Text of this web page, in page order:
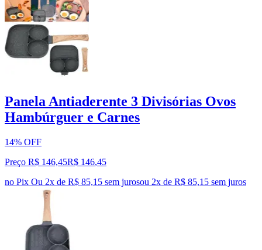
Panela Antiaderente 3 Divisórias Ovos
Hambúrguer e Carnes
14% OFF
Preço R$ 146,45R$ 146,45
no Pix Ou 2x de R$ 85,15 sem jurosou 2x de R$ 85,15 sem juros